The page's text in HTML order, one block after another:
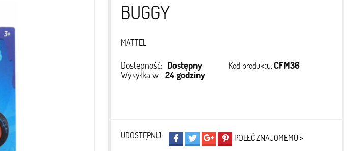
BUGGY
MATTEL
Dostępność: Dostępny
Wysyłka w: 24 godziny
Kod produktu:CFM36
UDOSTĘPNIJ: POLEĆ ZNAJOMEMU »